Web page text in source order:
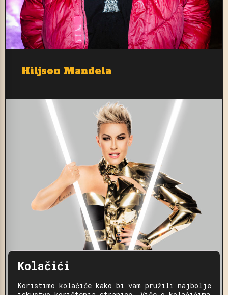
Hiljson Mandela
Kolačići
Koristimo kolačiće kako bi vam pružili najbolje